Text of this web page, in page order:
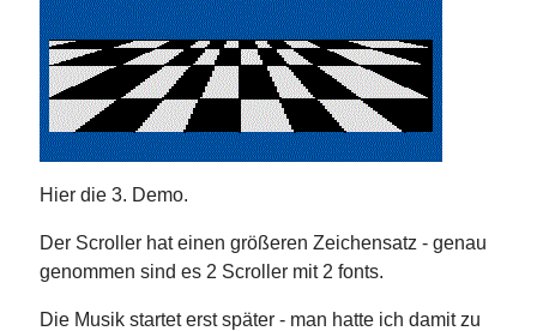
Hier die 3. Demo.
Der Scroller hat einen größeren Zeichensatz - genau
genommen sind es 2 Scroller mit 2 fonts.
Die Musik startet erst später - man hatte ich damit zu